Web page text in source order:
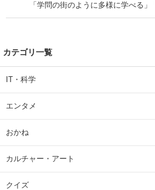
「学問の街のように多様に学べる」
| 大学 ねとらぼリサーチ
カテゴリ一覧
IT・科学
エンタメ
おかね
カルチャー・アート
クイズ